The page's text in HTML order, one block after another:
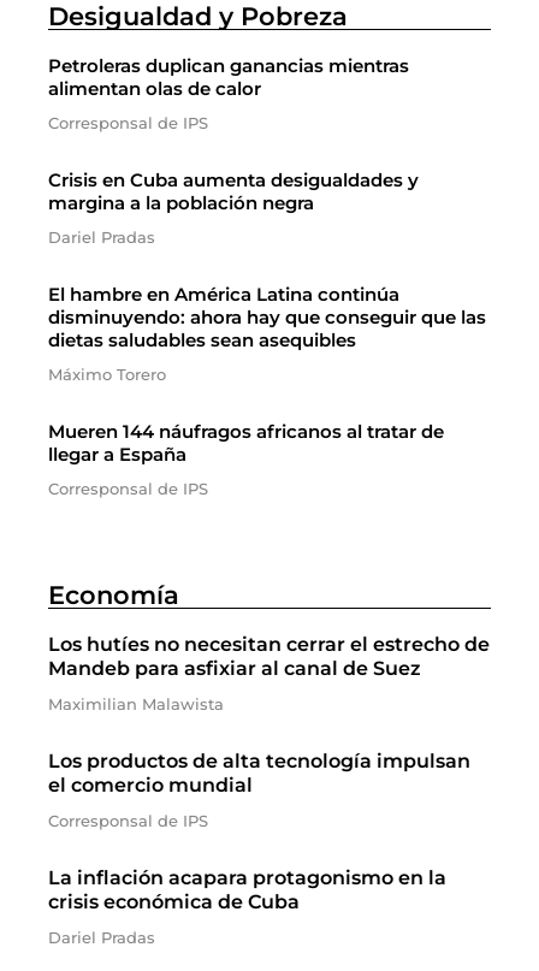
Desigualdad y Pobreza
Petroleras duplican ganancias mientras
alimentan olas de calor
Corresponsal de IPS
Crisis en Cuba aumenta desigualdades y
margina a la población negra
Dariel Pradas
El hambre en América Latina continúa
disminuyendo: ahora hay que conseguir que las
dietas saludables sean asequibles
Máximo Torero
Mueren 144 náufragos africanos al tratar de
llegar a España
Corresponsal de IPS
Economía
Los hutíes no necesitan cerrar el estrecho de
Mandeb para asfixiar al canal de Suez
Maximilian Malawista
Los productos de alta tecnología impulsan
el comercio mundial
Corresponsal de IPS
La inflación acapara protagonismo en la
crisis económica de Cuba
Dariel Pradas